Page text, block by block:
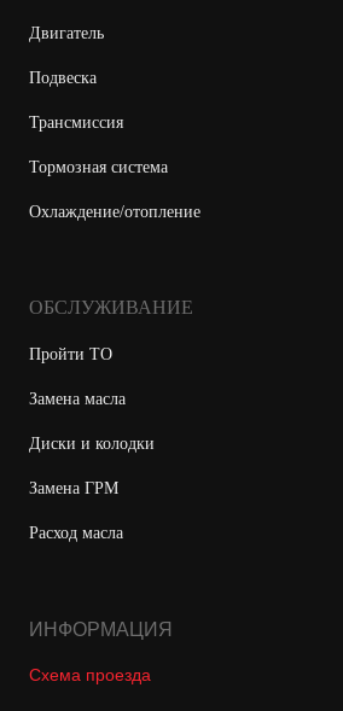
Двигатель
Подвеска
Трансмиссия
Тормозная система
Охлаждение/отопление
ОБСЛУЖИВАНИЕ
Пройти ТО
Замена масла
Диски и колодки
Замена ГРМ
Расход масла
ИНФОРМАЦИЯ
Схема проезда